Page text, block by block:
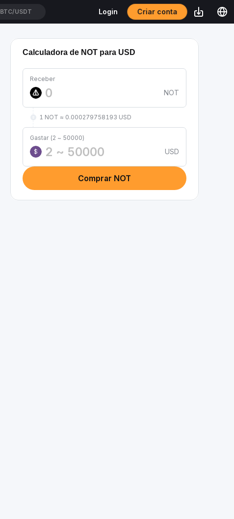
BTC/USDT Login Criar conta
Calculadora de NOT para USD
Receber
NOT
1 NOT ≈ 0.000279758193 USD
Gastar (2 ~ 50000)
$
USD
Comprar NOT